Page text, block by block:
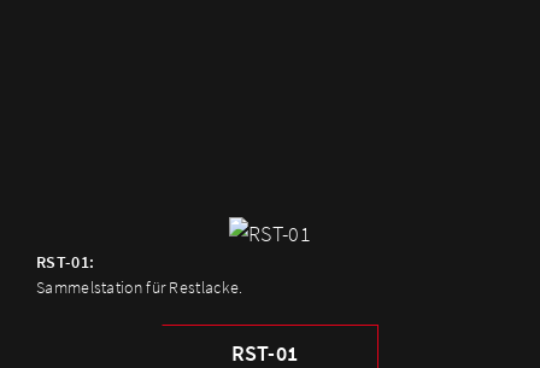
RST-01:
Sammelstation für Restlacke.
RST-01